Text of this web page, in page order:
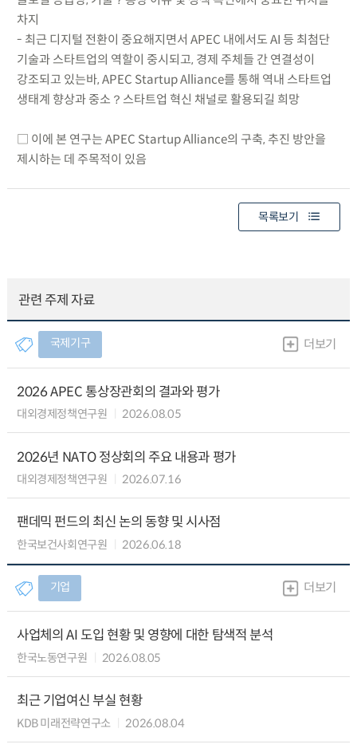
차지
- 최근 디지털 전환이 중요해지면서 APEC 내에서도 AI 등 최첨단
기술과 스타트업의 역할이 중시되고, 경제 주체들 간 연결성이
강조되고 있는바, APEC Startup Alliance를 통해 역내 스타트업
생태계 향상과 중소？스타트업 혁신 채널로 활용되길 희망
□ 이에 본 연구는 APEC Startup Alliance의 구축, 추진 방안을
제시하는 데 주목적이 있음
목록보기
관련 주제 자료
국제기구 더보기
2026 APEC 통상장관회의 결과와 평가
대외경제정책연구원 2026.08.05
2026년 NATO 정상회의 주요 내용과 평가
대외경제정책연구원 2026.07.16
팬데믹 펀드의 최신 논의 동향 및 시사점
한국보건사회연구원 2026.06.18
기업 더보기
사업체의 AI 도입 현황 및 영향에 대한 탐색적 분석
한국노동연구원 2026.08.05
최근 기업여신 부실 현황
KDB 미래전략연구소 2026.08.04